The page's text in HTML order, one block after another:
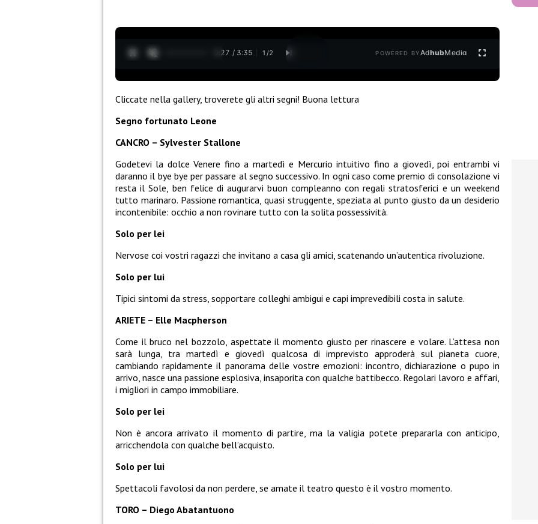
0:28 / 3:35 1 /2 POWERED BYAdhubMedia
Cliccate nella gallery, troverete gli altri segni! Buona lettura
Segno fortunato Leone
CANCRO – Sylvester Stallone
Godetevi la dolce Venere fino a martedì e Mercurio intuitivo fino a giovedì, poi entrambi vi
daranno il bye bye per passare al segno successivo. In ogni caso come premio di consolazione vi
resta il Sole, ben felice di augurarvi buon compleanno con regali stratosferici e un weekend
tutto marinaro. Passione romantica, quasi struggente, speziata al punto giusto da un desiderio
incontenibile: occhio a non rovinare tutto con la solita possessività.
Solo per lei
Nervose coi vostri ragazzi che invitano a casa gli amici, scatenando un’autentica rivoluzione.
Solo per lui
Tipici sintomi da stress, sopportare colleghi ambigui e capi imprevedibili costa in salute.
ARIETE – Elle Macpherson
Come il bruco nel bozzolo, aspettate il momento giusto per rinascere e volare. L’attesa non
sarà lunga, tra martedì e giovedì qualcosa di imprevisto approderà sul pianeta cuore,
cambiando rapidamente il panorama delle vostre emozioni: incontro, dichiarazione o pupo in
arrivo, nasce una passione esplosiva, insaporita con qualche battibecco. Regolari lavoro e affari,
i migliori in campo immobiliare.
Solo per lei
Non è ancora arrivato il momento di partire, ma la valigia potete prepararla con anticipo,
arricchendola con qualche bell’acquisto.
Solo per lui
Spettacoli favolosi da non perdere, se amate il teatro questo è il vostro momento.
TORO – Diego Abatantuono